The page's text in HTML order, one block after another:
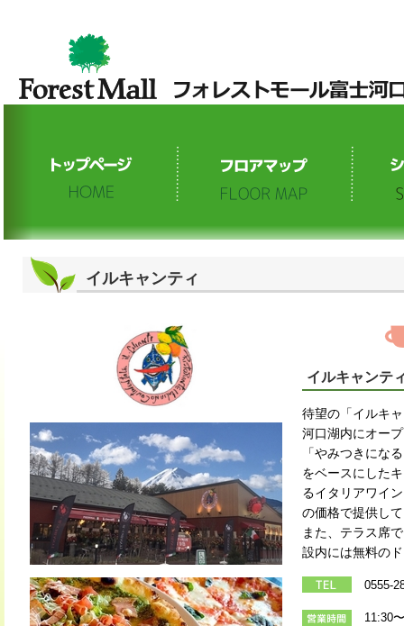
イルキャンティ
イルキャンテ
待望の「イルキ
河口湖内にオー
「やみつきにな
をベースにした
るイタリアワイ
の価格で提供し
また、テラス席
設内には無料の
0555-
11:30